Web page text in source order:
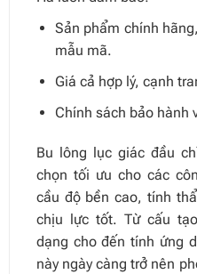
Sản phẩm chính
mẫu mã.
Giá cả hợp lý, cạnh
Chính sách bảo hành
Bu lông lục giác đầu
chọn tối ưu cho các
cầu độ bền cao, tính
chịu lực tốt. Từ cấu
dạng cho đến tính ứng
này ngày càng trở nên